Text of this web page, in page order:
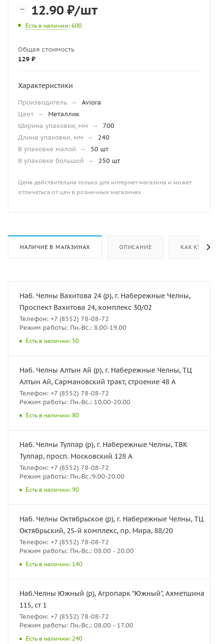
12.90 ₽/шт
Есть в наличии: 600
Общая стоимость
129 ₽
Характеристики
Производитель —
Aviora
Цвет —
Металлик
Ширина упаковки, мм
—
700
Длина упаковки, мм
—
240
В упаковке малой
—
50 шт
В упаковке большой
— 250 шт
Цена действительна только для интернет-магазина и может
отличаться от цен в розничных магазинах
НАЛИЧИЕ В МАГАЗИНАХ ОПИСАНИЕ КАК КУПИТЬ
Наб. Челны Вахитова 24 (р), г. Набережные Челны,
Проспект Вахитова 24, комплекс 30/02
Телефон: +7 (8552) 78-08-72
Режим работы: Пн.-Вс.: 8.00-19.00
Есть в наличии: 50
Наб. Челны Алтын Ай (р), г. Набережные Челны, ТЦ
Алтын Ай, Сармановский тракт, строение 48 А
Телефон: +7 (8552) 78-08-72
Режим работы: Пн.-Вс.: 10.00-20.00
Есть в наличии: 80
Наб. Челны Тулпар (р), г. Набережные Челны, ТВК
Тулпар, просп. Московский 128 А
Телефон: +7 (8552) 78-08-72
Режим работы: Пн.-Вс.:9.00-20.00
Есть в наличии: 90
Наб. Челны Октябрьское (р), г. Набережные Челны, ТЦ
Октябрьский, 25-й комплекс, пр. Мира, 88/20
Телефон: +7 (8552) 78-08-72
Режим работы: Пн.-Вс.: 08.00 - 20.00
Есть в наличии: 140
Наб.Челны Южный (р), Агропарк "Южный", Ахметшина
115, ст 1
Телефон: +7 (8552) 78-08-72
Режим работы: Пн.-Вс.: 08.00 - 17.00
Есть в наличии: 240